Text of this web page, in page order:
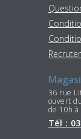
36 rue
ouvert
de 10h
Tél :